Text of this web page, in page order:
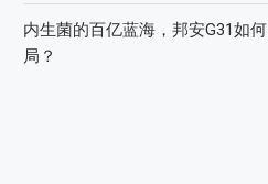
内生菌的百亿蓝海，邦安G31如
局？